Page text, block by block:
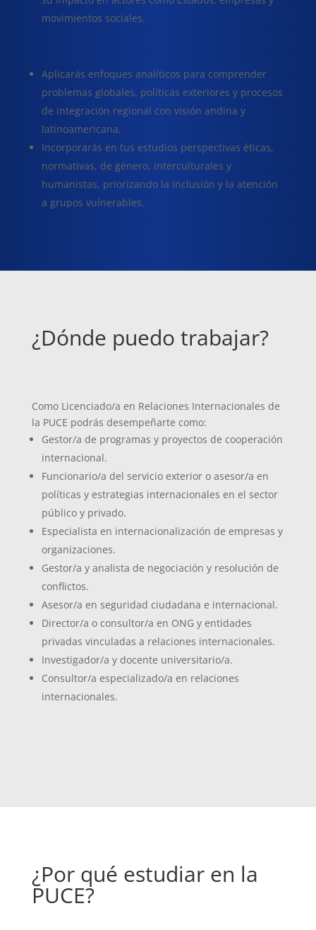
movimientos sociales.
Aplicarás enfoques analíticos para comprender
problemas globales, políticas exteriores y procesos
de integración regional con visión andina y
latinoamericana.
Incorporarás en tus estudios perspectivas éticas,
normativas, de género, interculturales y
humanistas, priorizando la inclusión y la atención
a grupos vulnerables.
¿Dónde puedo trabajar?
Como Licenciado/a en Relaciones Internacionales de
la PUCE podrás desempeñarte como:
Gestor/a de programas y proyectos de cooperación
internacional.
Funcionario/a del servicio exterior o asesor/a en
políticas y estrategias internacionales en el sector
público y privado.
Especialista en internacionalización de empresas y
organizaciones.
Gestor/a y analista de negociación y resolución de
conflictos.
Asesor/a en seguridad ciudadana e internacional.
Director/a o consultor/a en ONG y entidades
privadas vinculadas a relaciones internacionales.
Investigador/a y docente universitario/a.
Consultor/a especializado/a en relaciones
internacionales.
¿Por qué estudiar en la
PUCE?